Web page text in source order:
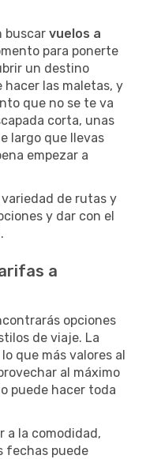
buscar vuelos a
para ponerte
un destino
las maletas, y
que no se te va
corta, unas
largo que llevas
empezar a
de rutas y
y dar con el
a
opciones
de viaje. La
que más valores al
al máximo
puede hacer toda
a la comodidad,
fechas puede